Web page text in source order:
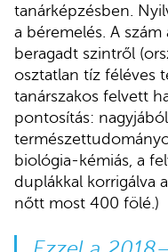
tanárképzésben.
a béremelés. A
beragadt szintről
osztatlan tíz féléves
tanárszakos felvett
pontosítás:
biológia-kémiás, a
duplákkal korrigálva
nőtt most 400 fölé.)